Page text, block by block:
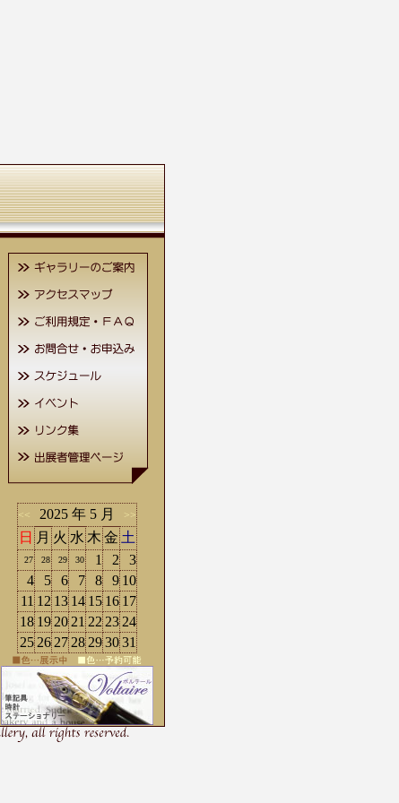
<< 2025 年 5 月 >>
日 月 火 水 木 金 土
27 28 29 30 1 2
3
4
5 6 7 8 9 10
11 12 13 14 15 16 17
18 19 20 21 22 23 24
25 26 27 28 29 30 31